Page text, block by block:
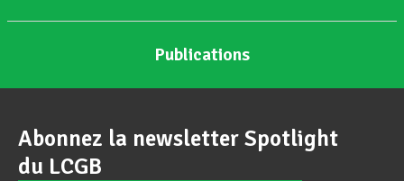
Publications
Abonnez la newsletter Spotlight
du LCGB